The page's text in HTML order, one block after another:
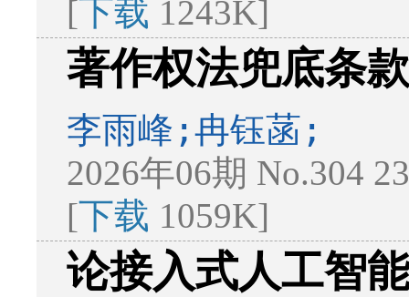
[下载 1243K]
著作权法兜底条
李雨峰;冉钰菡;
2026年06期 No.304
[下载 1059K]
论接入式人工智